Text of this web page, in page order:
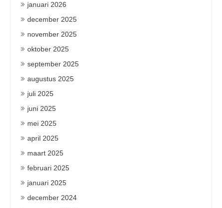
januari 2026
december 2025
november 2025
oktober 2025
september 2025
augustus 2025
juli 2025
juni 2025
mei 2025
april 2025
maart 2025
februari 2025
januari 2025
december 2024